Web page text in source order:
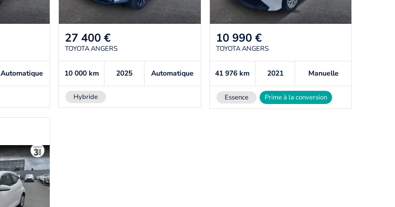
Automatique
27 400 €
TOYOTA ANGERS
10 000 km 2025 Automatique
Hybride
10 990 €
TOYOTA ANGERS
41 976km 2021 Manuelle
Essence Prime à la conversion